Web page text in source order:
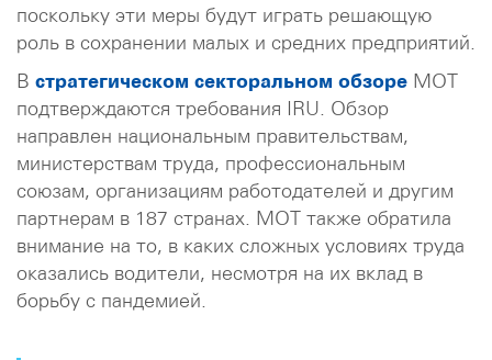
поскольку эти меры будут играть решающую
роль в сохранении малых и средних предприятий.
В стратегическом секторальном обзоре МОТ
подтверждаются требования IRU. Обзор
направлен национальным правительствам,
министерствам труда, профессиональным
союзам, организациям работодателей и другим
партнерам в 187 странах. МОТ также обратила
внимание на то, в каких сложных условиях труда
оказались водители, несмотря на их вклад в
борьбу с пандемией.